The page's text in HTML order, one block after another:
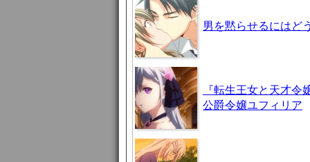
男を黙らせるにはど
『転生王女と天才
公爵令嬢ユフィリア